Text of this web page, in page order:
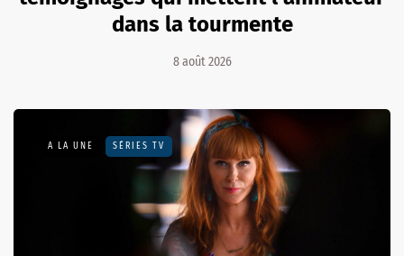
dans la tourmente
8 août 2026
A LA UNE SÉRIES TV